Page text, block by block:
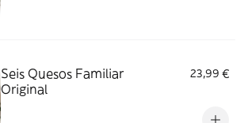
Seis Quesos Familiar
Original
23,99 €